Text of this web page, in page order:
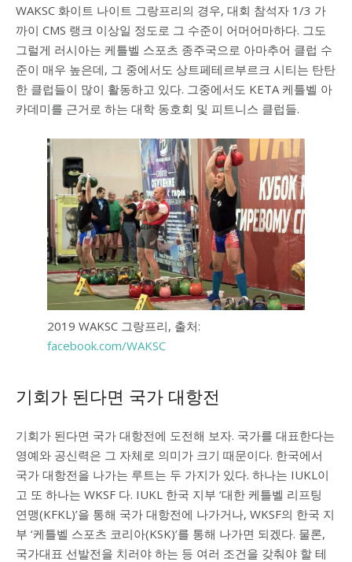
WAKSC 화이트 나이트 그랑프리의 경우, 대회 참석자 1/3 가
까이 CMS 랭크 이상일 정도로 그 수준이 어머어마하다. 그도
그럴게 러시아는 케틀벨 스포츠 종주국으로 아마추어 클럽 수
준이 매우 높은데, 그 중에서도 상트페테르부르크 시티는 탄탄
한 클럽들이 많이 활동하고 있다. 그중에서도 KETA 케틀벨 아
카데미를 근거로 하는 대학 동호회 및 피트니스 클럽들.
2019 WAKSC 그랑프리, 출처:
facebook.com/WAKSC
기회가 된다면 국가 대항전
기회가 된다면 국가 대항전에 도전해 보자. 국가를 대표한다는
영예와 공신력은 그 자체로 의미가 크기 때문이다. 한국에서
국가 대항전을 나가는 루트는 두 가지가 있다. 하나는 IUKL이
고 또 하나는 WKSF 다. IUKL 한국 지부 ‘대한 케틀벨 리프팅
연맹(KFKL)’을 통해 국가 대항전에 나가거나, WKSF의 한국 지
부 ‘케틀벨 스포츠 코리아(KSK)’를 통해 나가면 되겠다. 물론,
국가대표 선발전을 치러야 하는 등 여러 조건을 갖춰야 할 테